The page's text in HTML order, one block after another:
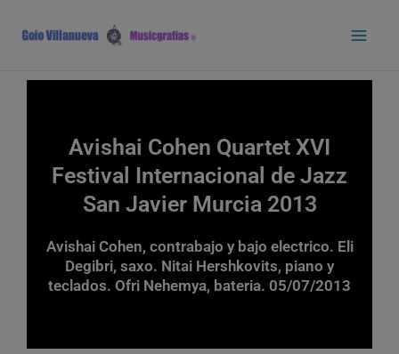
contenido
Avishai Cohen Quartet XVI
Festival Internacional de Jazz
San Javier Murcia 2013
Avishai Cohen, contrabajo y bajo electrico. Eli
Degibri, saxo. Nitai Hershkovits, piano y
teclados. Ofri Nehemya, bateria. 05/07/2013